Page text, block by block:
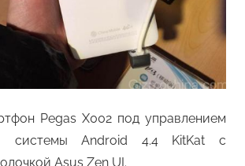
Pegas X002 под управлением
системы Android 4.4 KitKat с
Asus Zen UI.